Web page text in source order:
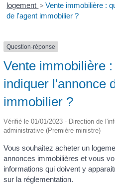
logement > Vente immobilière :
de l'agent immobilier ?
Question-réponse
Vente immobilière
indiquer l'annonce
immobilier ?
Vérifié le 01/01/2023 - Direction de
administrative (Première ministre)
Vous souhaitez acheter un
annonces immobilières et vous
informations qui doivent y
sur la réglementation.